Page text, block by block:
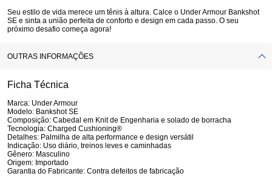
Seu estilo de vida merece um tênis à altura. Calce o Under Armour Bankshot
SE e sinta a união perfeita de conforto e design em cada passo. O seu
próximo desafio começa agora!
OUTRAS INFORMAÇÕES
Ficha Técnica
Marca: Under Armour
Modelo: Bankshot SE
Composição: Cabedal em Knit de Engenharia e solado de borracha
Tecnologia: Charged Cushioning®
Detalhes: Palmilha de alta performance e design versátil
Indicação: Uso diário, treinos leves e caminhadas
Gênero: Masculino
Origem: Importado
Garantia do Fabricante: Contra defeitos de fabricação